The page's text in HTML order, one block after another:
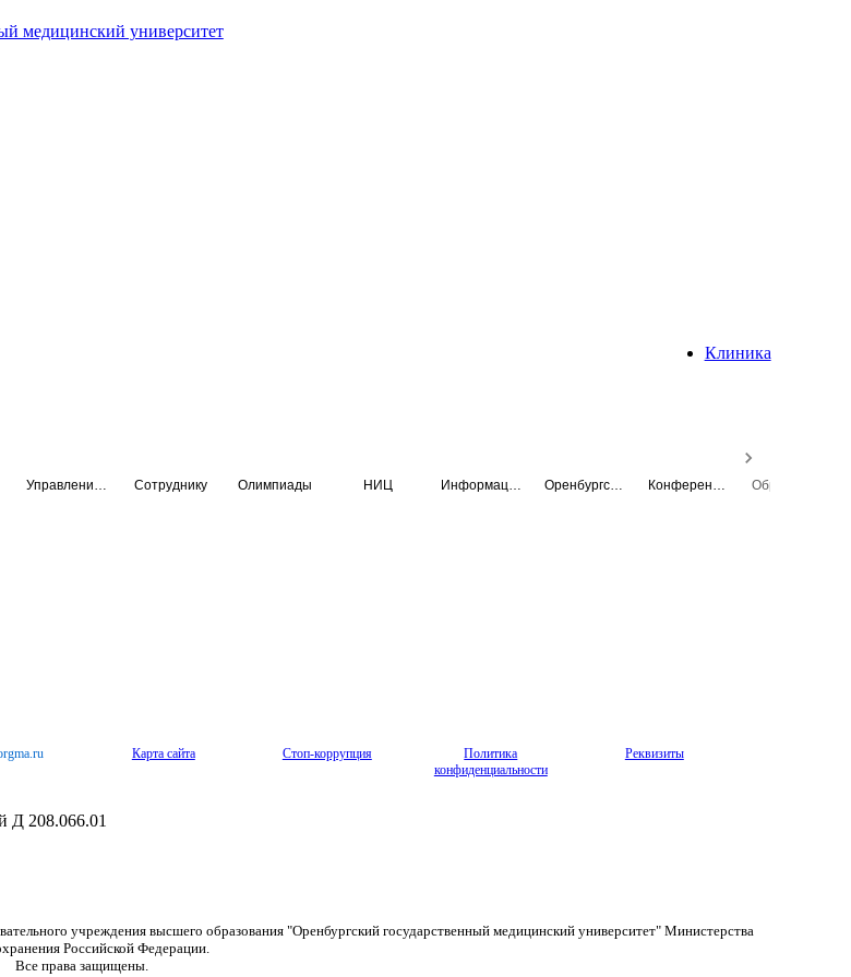
медицинский университет
Клиника
Сотруднику Олимпиады НИЦ
Карта сайта Стоп-коррупция
Политика
конфиденциальности
Реквизиты
Д 208.066.01
учреждения высшего образования "Оренбургский государственный медицинский университет" Министерства
Российской Федерации.
Все права защищены.